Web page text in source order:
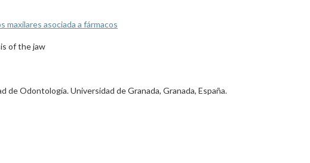
asociada a fármacos
of the jaw
Odontología. Universidad de Granada, Granada, España.